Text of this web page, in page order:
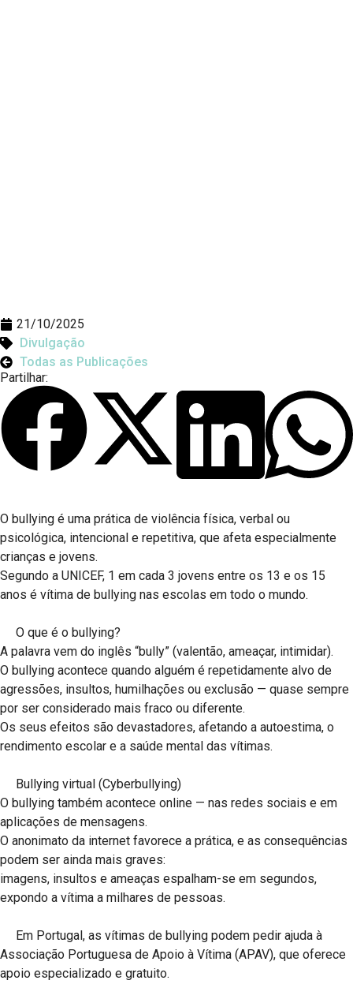
21/10/2025
Divulgação
Todas as Publicações
Partilhar:
O bullying é uma prática de violência física, verbal ou
psicológica, intencional e repetitiva, que afeta especialmente
crianças e jovens.
Segundo a UNICEF, 1 em cada 3 jovens entre os 13 e os 15
anos é vítima de bullying nas escolas em todo o mundo.
O que é o bullying?
A palavra vem do inglês “bully” (valentão, ameaçar, intimidar).
O bullying acontece quando alguém é repetidamente alvo de
agressões, insultos, humilhações ou exclusão — quase sempre
por ser considerado mais fraco ou diferente.
Os seus efeitos são devastadores, afetando a autoestima, o
rendimento escolar e a saúde mental das vítimas.
Bullying virtual (Cyberbullying)
O bullying também acontece online — nas redes sociais e em
aplicações de mensagens.
O anonimato da internet favorece a prática, e as consequências
podem ser ainda mais graves:
imagens, insultos e ameaças espalham-se em segundos,
expondo a vítima a milhares de pessoas.
Em Portugal, as vítimas de bullying podem pedir ajuda à
Associação Portuguesa de Apoio à Vítima (APAV), que oferece
apoio especializado e gratuito.